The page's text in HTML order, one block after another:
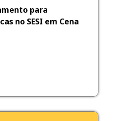
para
no SESI em Cena